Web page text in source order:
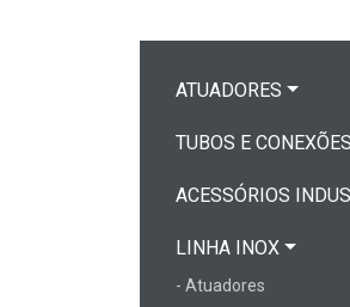
ATUADORES
TUBOS E CONEXÕES
ACESSÓRIOS
LINHA INOX
- Atuadores